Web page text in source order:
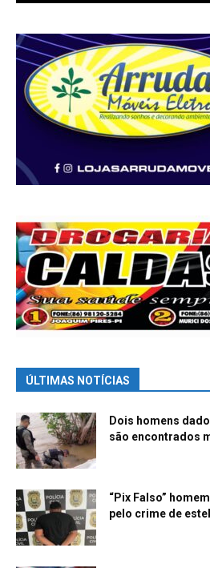
ÚLTIMAS NOTÍCIAS
Dois homens
são encontrados
“Pix Falso”
pelo crime de